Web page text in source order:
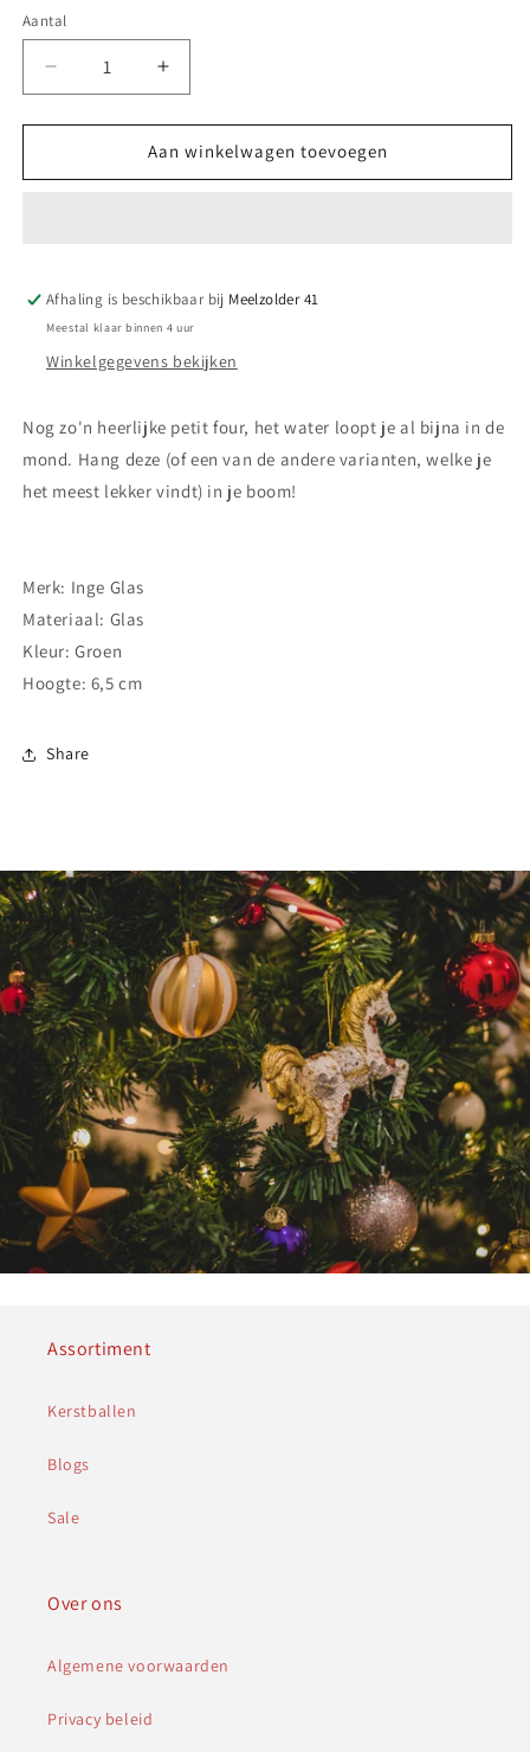
Aantal
Aantal
Aantal
verlagen
voor
kerstbal
Aantal
verhogen
voor
Glazen
kerstbal
Aan winkelwagen toevoegen
Afhaling is beschikbaar bij Meelzolder 41
Meestal klaar binnen 4 uur
Winkelgegevens bekijken
Nog zo'n heerlijke petit four, het water loopt je al bijna in de
mond. Hang deze (of een van de andere varianten, welke je
het meest lekker vindt) in je boom!
Merk: Inge Glas
Materiaal: Glas
Kleur: Groen
Hoogte: 6,5 cm
Share
Assortiment
Kerstballen
Blogs
Sale
Over ons
Algemene voorwaarden
Privacy beleid